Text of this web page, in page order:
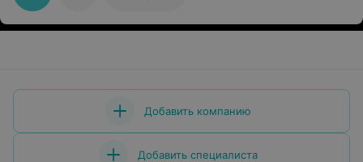
Добавить компанию
Добавить специалиста